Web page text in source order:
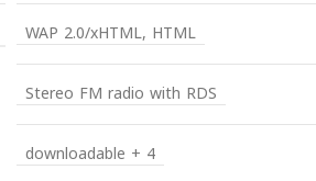
WAP 2.0/xHTML, HTML
Stereo FM radio with RDS
4 + downloadable